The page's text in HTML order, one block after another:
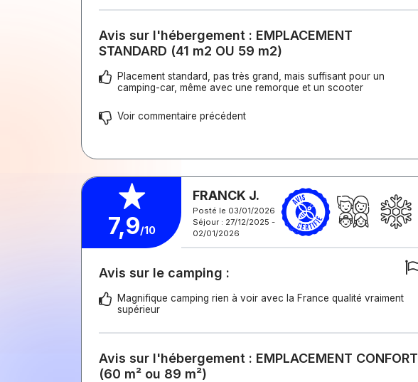
Avis sur l'hébergement : EMPLACEMENT
STANDARD (41 m2 OU 59 m2)
Placement standard, pas très grand, mais suffisant pour un
camping-car, même avec une remorque et un scooter
Voir commentaire précédent
7,9/10
FRANCK J.
Posté le 03/01/2026
Séjour : 27/12/2025 -
02/01/2026
Avis sur le camping :
Magnifique camping rien à voir avec la France qualité vraiment
supérieur
Avis sur l'hébergement : EMPLACEMENT CONFORT
(60 m² ou 89 m²)